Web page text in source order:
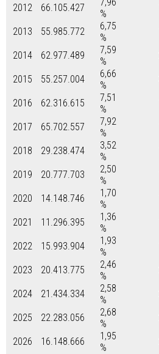
2012
66.105.427
%
2013
55.985.772
6,75
%
2014
62.977.489
7,59
%
2015
55.257.004
6,66
%
2016
62.316.615
7,51
%
2017
65.702.557
7,92
%
2018
29.238.474
3,52
%
2019
20.777.703
2,50
%
2020
14.148.746
1,70
%
2021
11.296.395
1,36
%
2022
15.993.904
1,93
%
2023
20.413.775
2,46
%
2024
21.434.334
2,58
%
2025
22.283.056
2,68
%
2026
16.148.666
1,95
%